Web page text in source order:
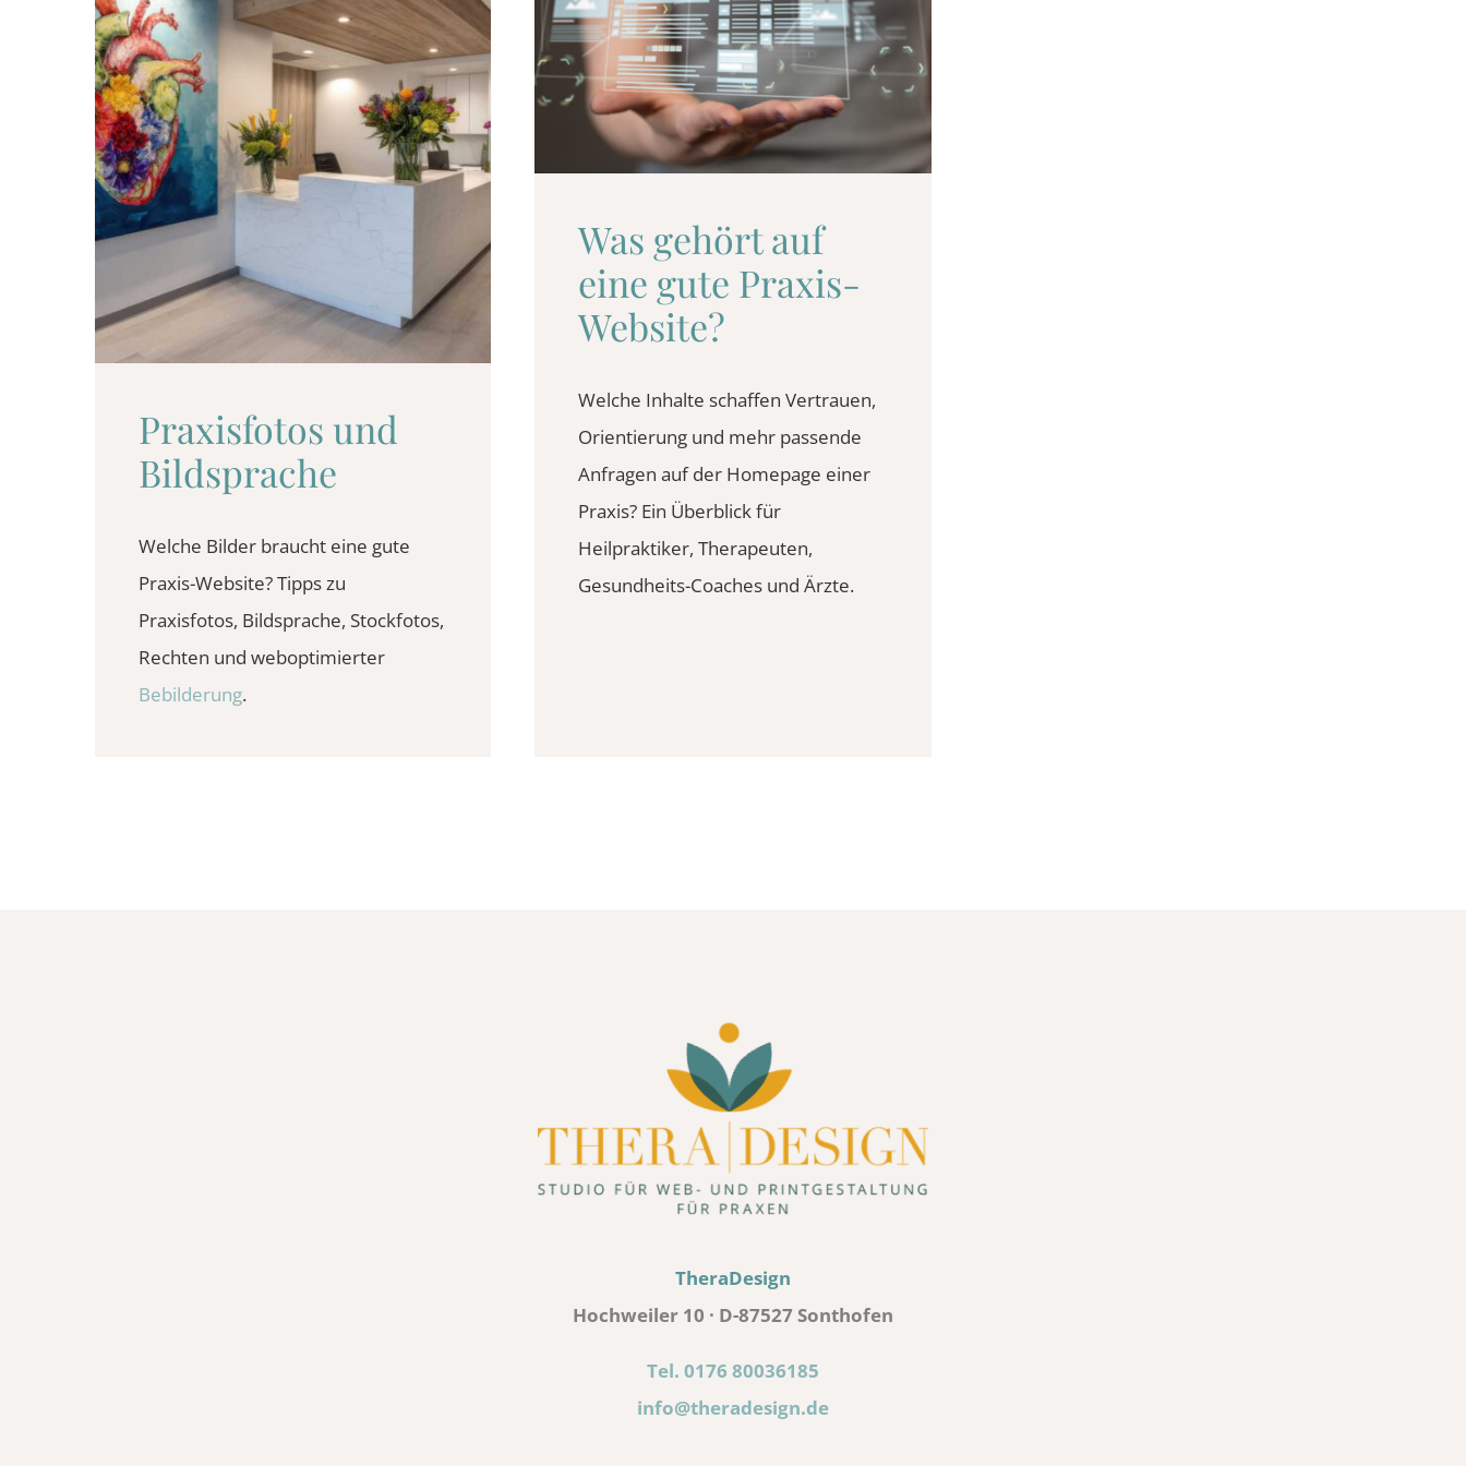
Praxisfotos und
Bildsprache
Welche Bilder braucht eine gute
Praxis-Website? Tipps zu
Praxisfotos, Bildsprache, Stockfotos,
Rechten und weboptimierter
Bebilderung.
Was gehört auf
eine gute Praxis-
Website?
Welche Inhalte schaffen Vertrauen,
Orientierung und mehr passende
Anfragen auf der Homepage einer
Praxis? Ein Überblick für
Heilpraktiker, Therapeuten,
Gesundheits-Coaches und Ärzte.
TheraDesign
Hochweiler 10 · D-87527 Sonthofen
Tel. 0176 80036185
info@theradesign.de